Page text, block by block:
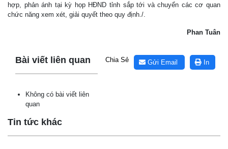
hợp, phản ánh tại kỳ họp HĐND tỉnh sắp tới và chuyển các cơ quan
chức năng xem xét, giải quyết theo quy định./.
Phan Tuân
In
Gửi Email
Chia Sẻ
Bài viết liên quan
Không có bài viết liên
quan
Tin tức khác
Lịch tiếp công dân định kỳ của Chủ tịch Ủy ban nhân dân xã
Krông Bông tháng 08 năm 2026